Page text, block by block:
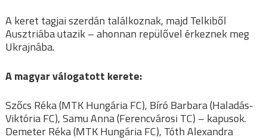
A keret tagjai szerdán találkoznak, majd Telkiből
Ausztriába utazik – ahonnan repülővel érkeznek meg
Ukrajnába.
A magyar válogatott kerete:
Szőcs Réka (MTK Hungária FC), Bíró Barbara (Haladás-
Viktória FC), Samu Anna (Ferencvárosi TC) – kapusok.
Demeter Réka (MTK Hungária FC), Tóth Alexandra